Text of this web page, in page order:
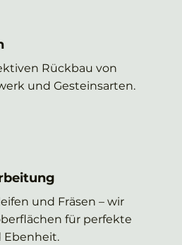
Rückbau von
und Gesteinsarten.
und Fräsen – wir
für perfekte
Ebenheit.